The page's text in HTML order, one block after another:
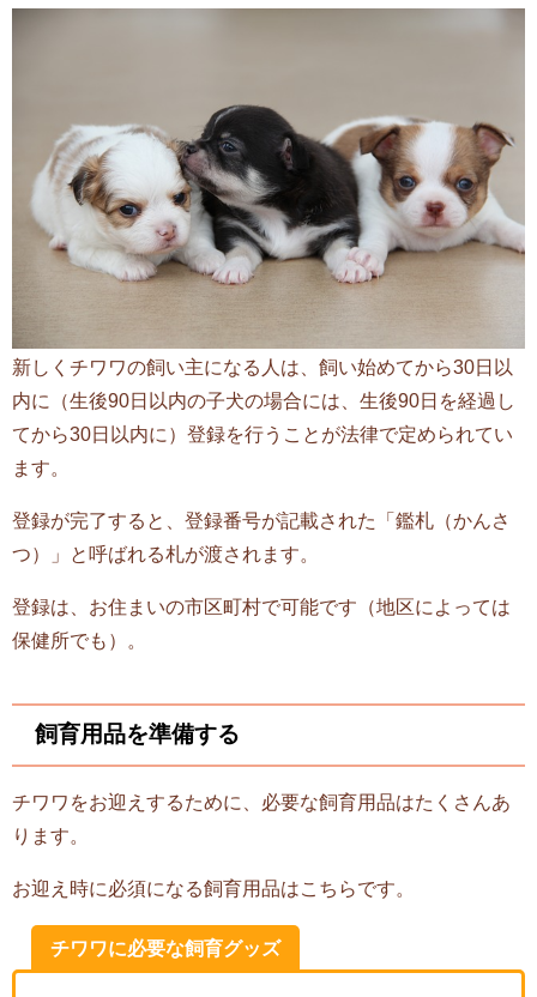
新しくチワワの飼い主になる人は、飼い始めてから30日以
内に（生後90日以内の子犬の場合には、生後90日を経過し
てから30日以内に）登録を行うことが法律で定められてい
ます。
登録が完了すると、登録番号が記載された「鑑札（かんさ
つ）」と呼ばれる札が渡されます。
登録は、お住まいの市区町村で可能です（地区によっては
保健所でも）。
飼育用品を準備する
チワワをお迎えするために、必要な飼育用品はたくさんあ
ります。
お迎え時に必須になる飼育用品はこちらです。
チワワに必要な飼育グッズ